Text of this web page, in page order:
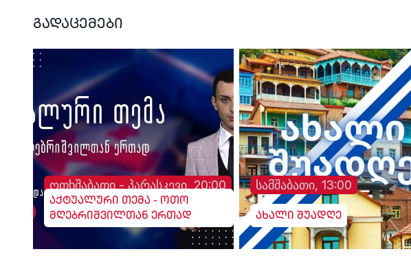
გადაცემები
ოთხშაბათი - პარასკევი, 20:00
აქტუალური თემა - ოთო
მღებრიშვილთან ერთად
სამშაბათი, 13:00
ახალი შუადღე